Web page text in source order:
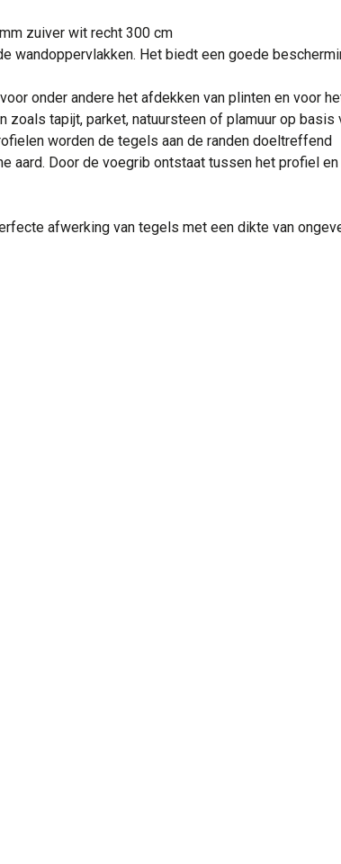
zuiver wit recht 300 cm
wandoppervlakken. Het biedt een goede
onder andere het afdekken van plinten en voor
tapijt, parket, natuursteen of plamuur op basis
worden de tegels aan de randen doeltreffend
aard. Door de voegrib ontstaat tussen het profiel
afwerking van tegels met een dikte van